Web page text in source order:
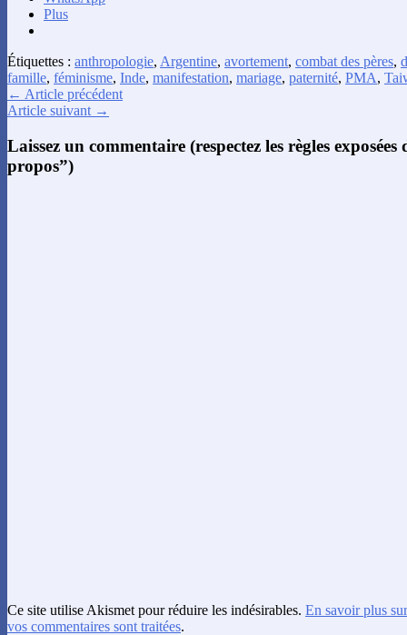
Plus
Étiquettes : anthropologie, Argentine, avortement, combat des pères,
famille, féminisme, Inde, manifestation, mariage, paternité, PMA,
← Article précédent
Article suivant →
Laissez un commentaire (respectez les règles
propos”)
Ce site utilise Akismet pour réduire les indésirables. En savoir plus
vos commentaires sont traitées.